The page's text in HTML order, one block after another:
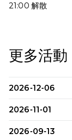
21:00 解散
更多活動
2026-12-06
2026-11-01
2026-09-13